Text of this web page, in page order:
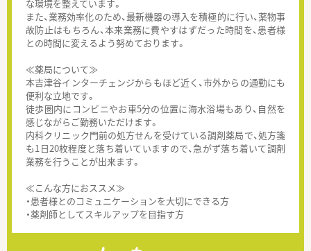
な環境を整えています。
また、業務効率化のため、最新機器の導入を積極的に行い、薬物事
故防止はもちろん、本来業務に費やすはずだった時間を、患者様
との時間に変えるよう努めております。
≪薬局について≫
本吉津谷インターチェンジからもほど近く、市外からの通勤にも
便利な立地です。
徒歩圏内にコンビニやお車5分の位置に海水浴場もあり、自然を
感じながらご勤務いただけます。
内科クリニック門前の処方せんを受けている調剤薬局で、処方箋
も1日20枚程度と落ち着いていますので、急がず落ち着いて調剤
業務を行うことが出来ます。
≪こんな方におススメ≫
・患者様とのコミュニケーションを大切にできる方
・薬剤師としてスキルアップを目指す方